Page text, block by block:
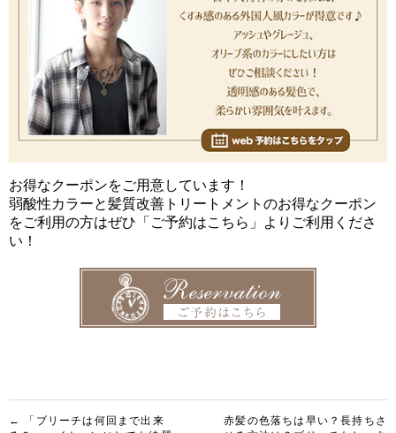
お得なクーポンをご用意しています！
弱酸性カラーと髪質改善トリートメントのお得なクーポン
をご利用の方はぜひ「ご予約はこちら」よりご利用くださ
い！
投
← 「ブリーチは何回まで出来
赤髪の色落ちは早い？長持ちさ